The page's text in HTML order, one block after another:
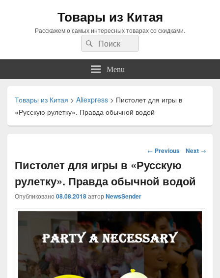
Товары из Китая
Расскажем о самых интересных товарах со скидками.
Search
for:
Search
Menu
Товары из Китая > Aliexpress > Пистолет для игры в
«Русскую рулетку». Правда обычной водой
Навигация
статьям
← Previous Next →
Пистолет для игры в «Русскую
рулетку». Правда обычной водой
Опубликовано 08.08.2018автор NewsSender